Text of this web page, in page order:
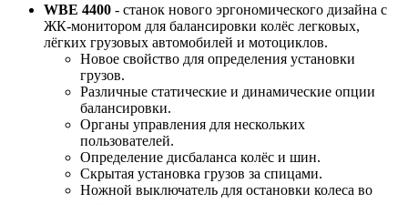
WBE 4400 - станок нового эргономического дизайна с
ЖК-монитором для балансировки колёс легковых,
лёгких грузовых автомобилей и мотоциклов.
Новое свойство для определения установки
грузов.
Различные статические и динамические опции
балансировки.
Органы управления для нескольких
пользователей.
Определение дисбаланса колёс и шин.
Скрытая установка грузов за спицами.
Ножной выключатель для остановки колеса во